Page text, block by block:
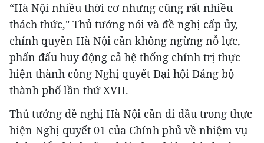
“Hà Nội nhiều thời cơ nhưng cũng rất nhiều
thách thức," Thủ tướng nói và đề nghị cấp ủy,
chính quyền Hà Nội cần không ngừng nỗ lực,
phấn đấu huy động cả hệ thống chính trị thực
hiện thành công Nghị quyết Đại hội Đảng bộ
thành phố lần thứ XVII.
Thủ tướng đề nghị Hà Nội cần đi đầu trong thực
hiện Nghị quyết 01 của Chính phủ về nhiệm vụ